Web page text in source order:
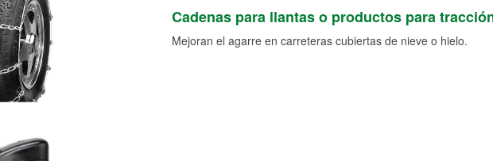
Cadenas para llantas o productos para
Mejoran el agarre en carreteras cubiertas de nieve o hielo.